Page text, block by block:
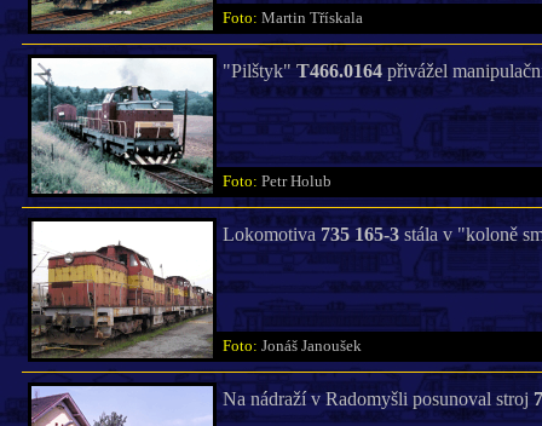
Foto: Martin Třískala
"Pilštyk" T466.0164přivážel
Foto: Petr Holub
Lokomotiva 735 165-3stála v "koloně
Foto: Jonáš Janoušek
Na nádraží v Radomyšli posunoval stroj